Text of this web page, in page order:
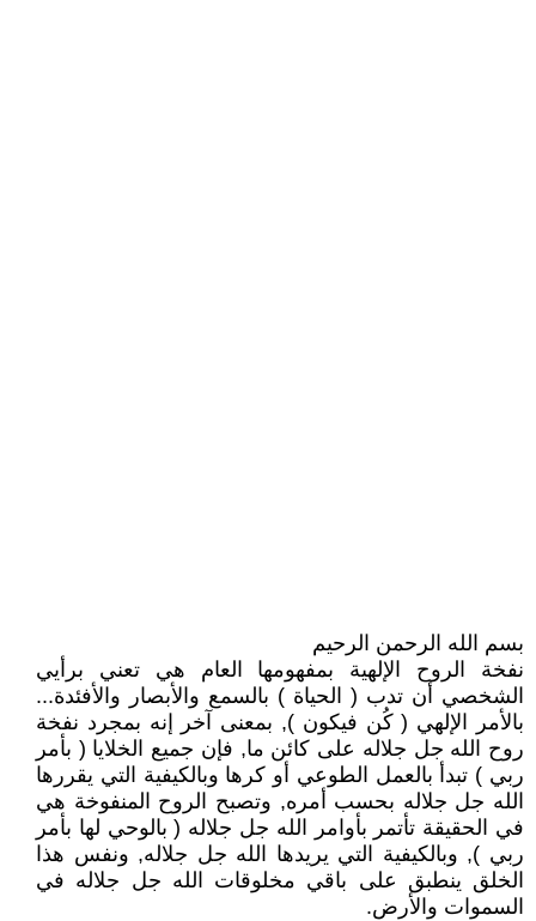
بسم الله الرحمن الرحيم
نفخة الروح الإلهية بمفهومها العام هي تعني برأيي
الشخصي أن تدب ( الحياة ) بالسمع والأبصار والأفئدة...
بالأمر الإلهي ( كُن فيكون ), بمعنى آخر إنه بمجرد نفخة
روح الله جل جلاله على كائن ما, فإن جميع الخلايا ( بأمر
ربي ) تبدأ بالعمل الطوعي أو كرها وبالكيفية التي يقررها
الله جل جلاله بحسب أمره, وتصبح الروح المنفوخة هي
في الحقيقة تأتمر بأوامر الله جل جلاله ( بالوحي لها بأمر
ربي ), وبالكيفية التي يريدها الله جل جلاله, ونفس هذا
الخلق ينطبق على باقي مخلوقات الله جل جلاله في
السموات والأرض.